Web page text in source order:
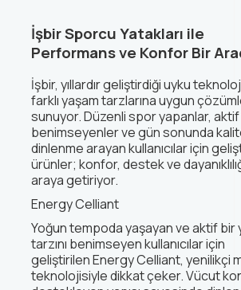
İşbir Sporcu Yatakları ile
Performans ve Konfor Bir
İşbir, yıllardır geliştirdiği uyku
farklı yaşam tarzlarına uygun
sunuyor. Düzenli spor yapanlar, aktif
benimseyenler ve gün sonunda
dinlenme arayan kullanıcılar için
ürünler; konfor, destek ve
araya getiriyor.
EnergyCelliant
Yoğun tempoda yaşayan ve aktif bir
tarzını benimseyen kullanıcılar için
geliştirilenEnergyCelliant, yenilikçi
teknolojisiyle dikkat çeker. Vücut